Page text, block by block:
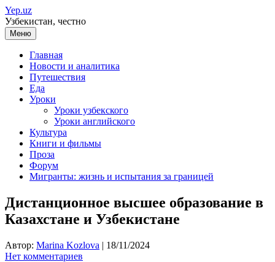
Перейти
к
содержимому
Yep.uz
Узбекистан, честно
Меню
Главная
Новости и аналитика
Путешествия
Еда
Уроки
Уроки узбекского
Уроки английского
Культура
Книги и фильмы
Проза
Форум
Мигранты: жизнь и испытания за границей
Дистанционное высшее образование в
Казахстане и Узбекистане
Автор: Marina Kozlova | 18/11/2024
Нет комментариев